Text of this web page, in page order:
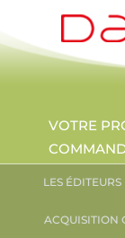
VOTRE
LES ÉDITEURS
ACQUISITION